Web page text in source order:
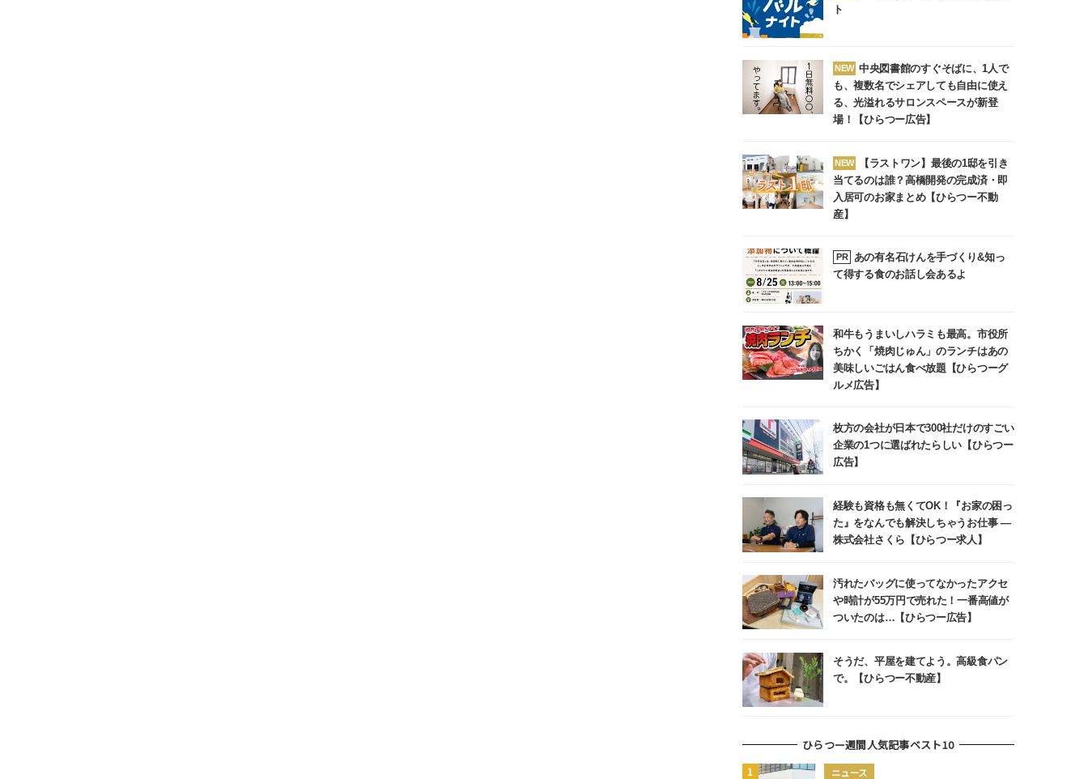
ト
NEW 中央図書館のすぐそばに、1人で
も、複数名でシェアしても自由に使え
る、光溢れるサロンスペースが新登
場！【ひらつー広告】
NEW
【ラストワン】最後の1邸を引き
当てるのは誰？高橋開発の完成済・即
入居可のお家まとめ【ひらつー不動
産】
PR
あの有名石けんを手づくり&知っ
て得する食のお話し会あるよ
和牛もうまいしハラミも最高。市役所
ちかく「焼肉じゅん」のランチはあの
美味しいごはん食べ放題【ひらつーグ
ルメ広告】
枚方の会社が日本で300社だけのすごい
企業の1つに選ばれたらしい【ひらつー
広告】
経験も資格も無くてOK！『お家の困っ
た』をなんでも解決しちゃうお仕事 ―
株式会社さくら【ひらつー求人】
汚れたバッグに使ってなかったアクセ
や時計が55万円で売れた！一番高値が
ついたのは…【ひらつー広告】
そうだ、平屋を建てよう。高級食パン
で。【ひらつー不動産】
ひらつー週間人気記事ベスト10
ニュース